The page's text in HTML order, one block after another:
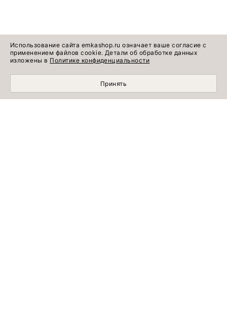
Использование сайта emkashop.ru означает ваше согласие с
применением файлов cookie. Детали об обработке данных
изложены в Политике конфиденциальности
Принять